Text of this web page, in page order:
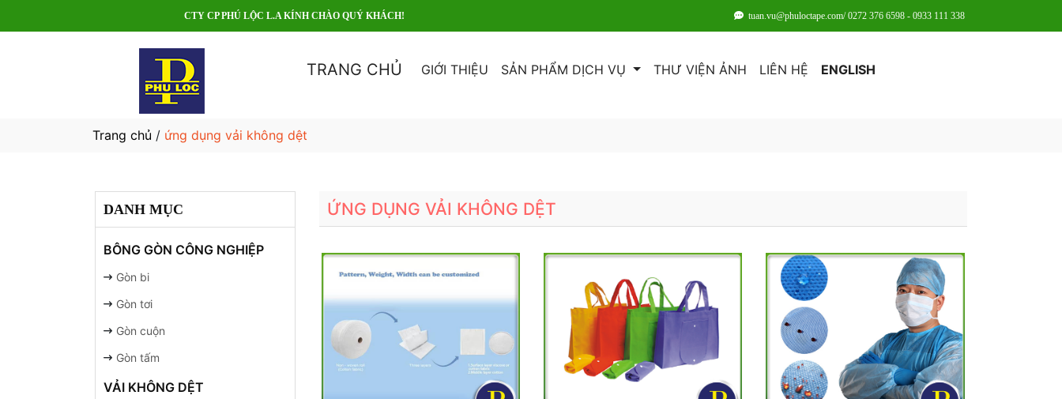
CTY CP PHÚ LỘC L.A KÍNH CHÀO QUÝ KHÁCH! tuan.vu@phuloctape.com/ 0272 376 6598 - 0933 111 338
TRANG CHỦ GIỚI THIỆU SẢN PHẨM DỊCH VỤ THƯ VIỆN ẢNH LIÊN HỆ ENGLISH
Trang chủ / ứng dụng vải không dệt
DANH MỤC
BÔNG GÒN CÔNG NGHIỆP
Gòn bi
Gòn tơi
Gòn cuộn
Gòn tấm
VẢI KHÔNG DỆT
ỨNG DỤNG VẢI KHÔNG DỆT